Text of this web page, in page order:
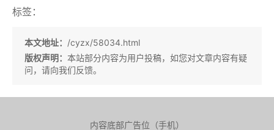
标签：
本文地址： /cyzx/58034.html
版权声明： 本站部分内容为用户投稿，如您对文章内容有疑
问，请向我们反馈。
内容底部广告位（手机）